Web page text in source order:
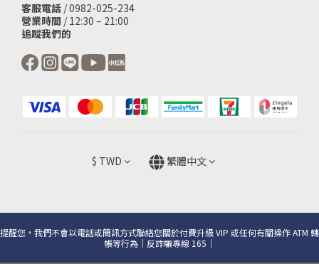
客服電話 / 0982-025-234
營業時間 / 12:30 – 21:00
追蹤我們的
$ TWD 繁體中文
提醒您，我們不會以電話或簡訊方式聯絡您關於付費升級 VIP 或任何有關操作 ATM 轉
帳等行為｜反詐騙專線 165｜